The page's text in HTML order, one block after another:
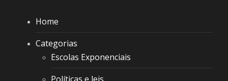
Home
Categorias
Escolas Exponenciais
Políticas e leis